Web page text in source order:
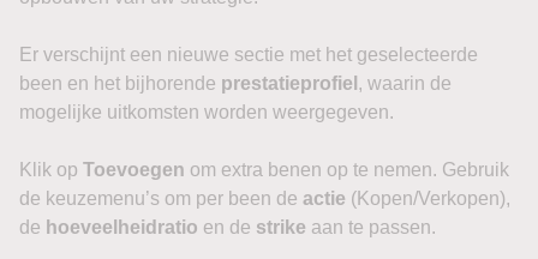
Er verschijnt een nieuwe sectie met het geselecteerde
been en het bijhorende prestatieprofiel , waarin de
mogelijke uitkomsten worden weergegeven.
Klik op Toevoegen om extra benen op te nemen. Gebruik
de keuzemenu’s om per been de actie (Kopen/Verkopen),
de hoeveelheidratio en de strike aan te passen.